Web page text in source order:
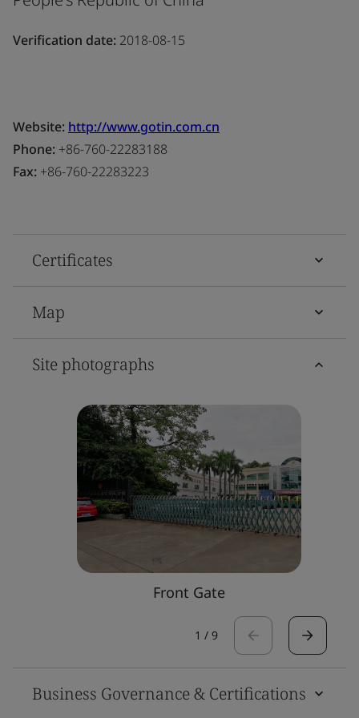
Verification date: 2018-08-15
Website: http://www.gotin.com.cn
Phone: +86-760-22283188
Fax: +86-760-22283223
Certificates
Map
Site photographs
Front Gate
1 / 9
Business Governance & Certifications